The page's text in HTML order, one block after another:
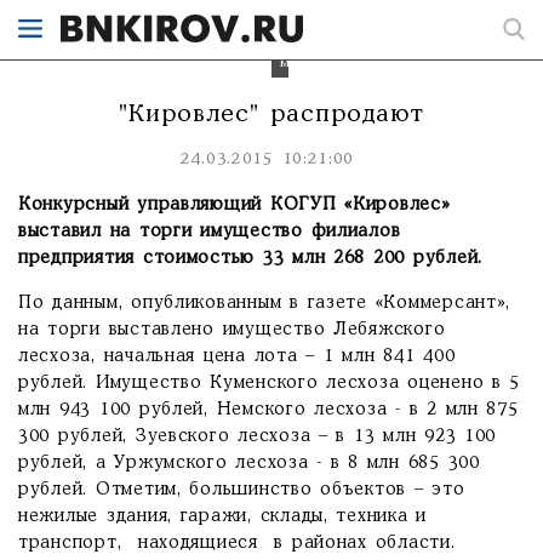
14
мая.
"Кировлес" распродают
24.03.2015 10:21:00
Конкурсный управляющий КОГУП «Кировлес»
выставил на торги имущество филиалов
предприятия стоимостью 33 млн 268 200 рублей.
По данным, опубликованным в газете «Коммерсант»,
на торги выставлено имущество Лебяжского
лесхоза, начальная цена лота – 1 млн 841 400
рублей. Имущество Куменского лесхоза оценено в 5
млн 943 100 рублей, Немского лесхоза - в 2 млн 875
300 рублей, Зуевского лесхоза – в 13 млн 923 100
рублей, а Уржумского лесхоза - в 8 млн 685 300
рублей. Отметим, большинство объектов – это
нежилые здания, гаражи, склады, техника и
транспорт, находящиеся в районах области.